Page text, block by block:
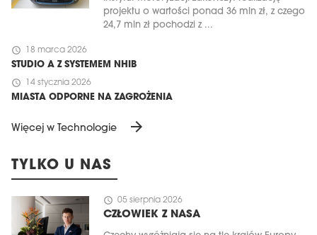
projektu o wartości ponad 36 mln zł, z czego
24,7 mln zł pochodzi z ...
schedule 18 marca 2026
STUDIO A Z SYSTEMEM NHIB
schedule 14 stycznia 2026
MIASTA ODPORNE NA ZAGROŻENIA
Więcej w Technologie arrow_forward
TYLKO U NAS
schedule 05 sierpnia 2026
CZŁOWIEK Z NASA